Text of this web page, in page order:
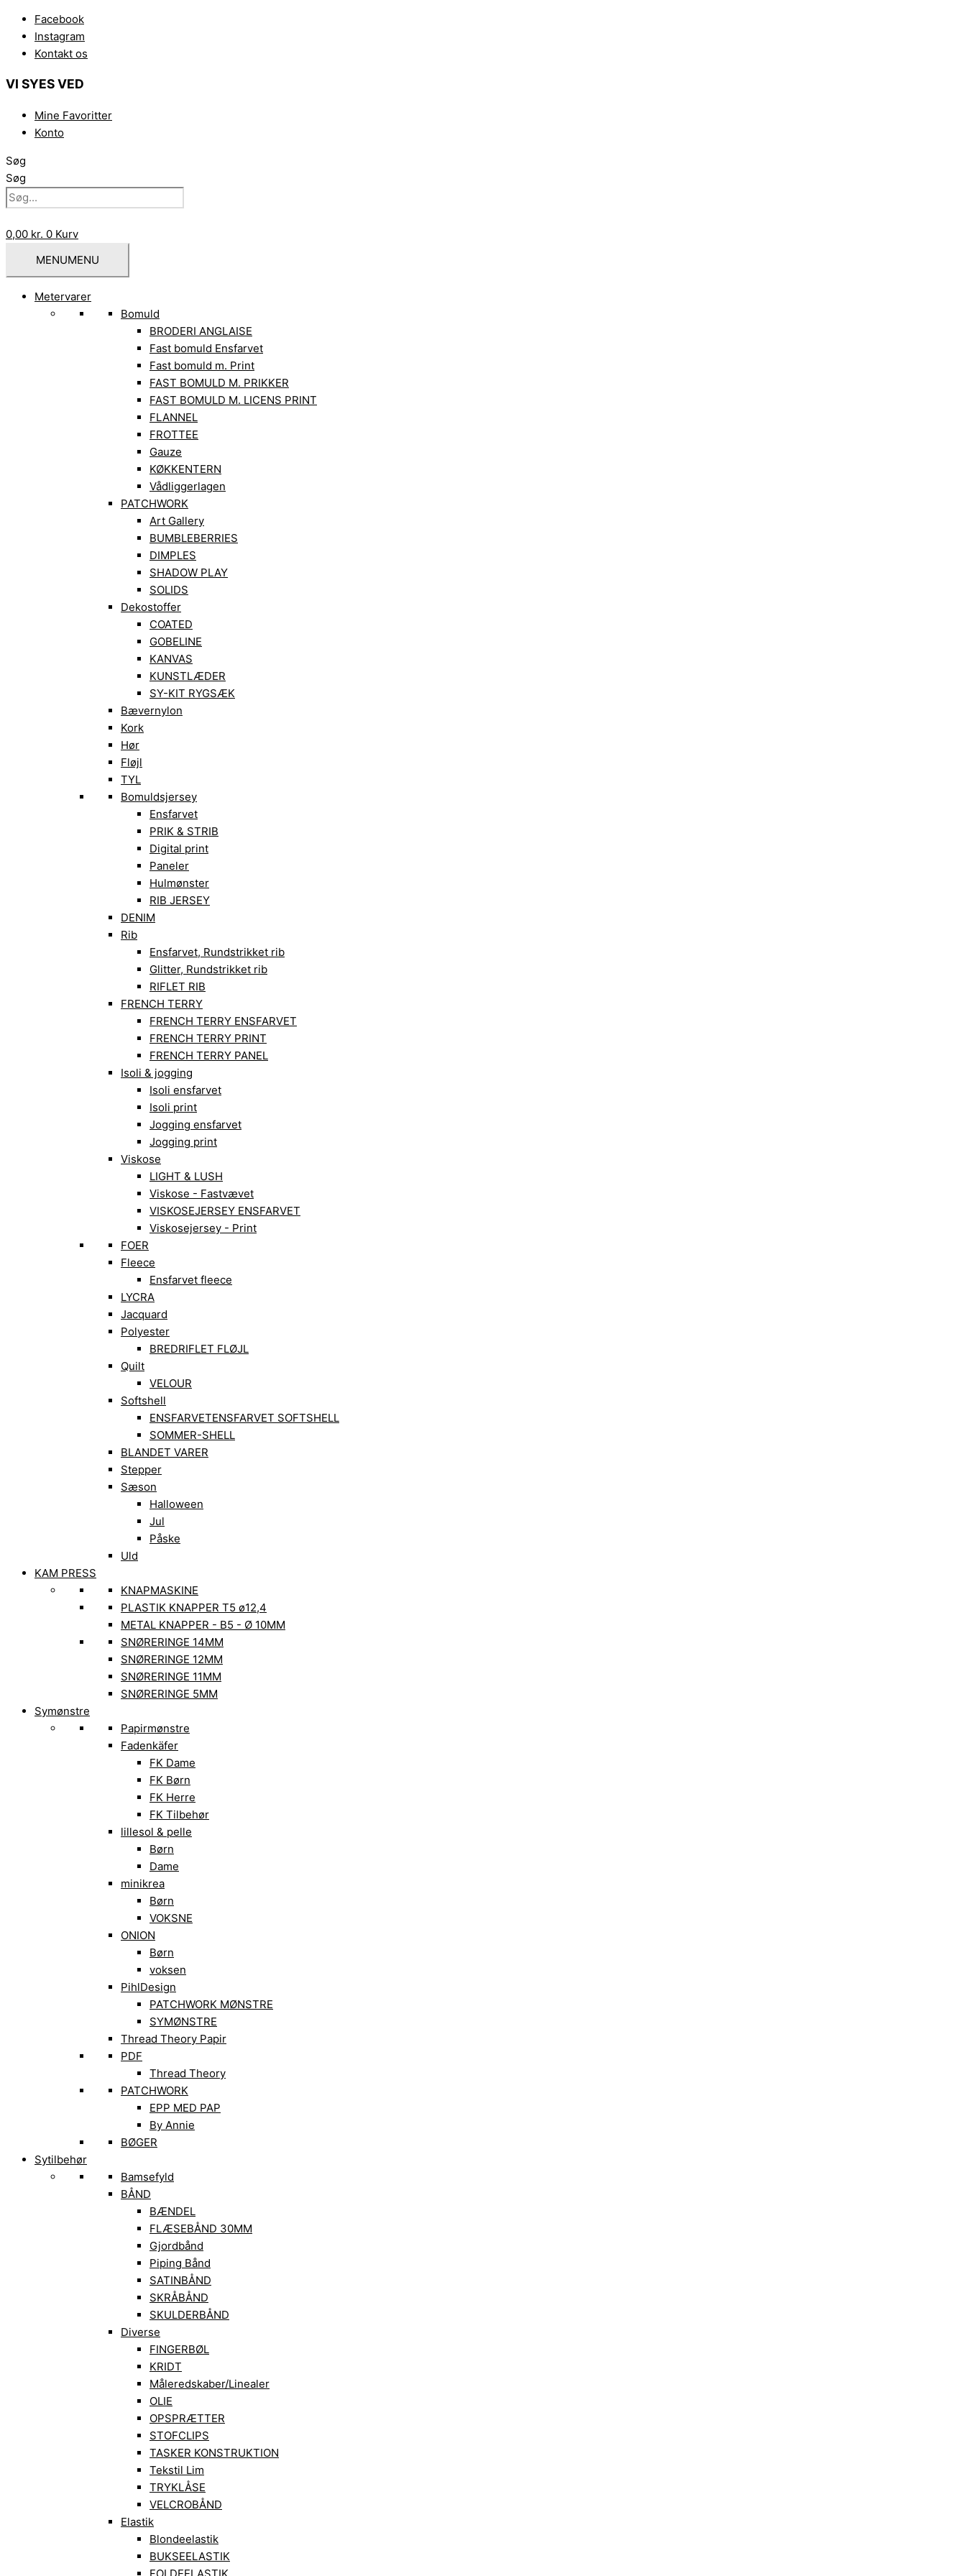
indholdet
Facebook
Instagram
Kontakt os
VI SYES VED
Mine Favoritter
Konto
Søg
Søg
0,00 kr. 0 Kurv
MENUMENU
Metervarer
Bomuld
BRODERI ANGLAISE
Fast bomuld Ensfarvet
Fast bomuld m. Print
FAST BOMULD M. PRIKKER
FAST BOMULD M. LICENS PRINT
FLANNEL
FROTTEE
Gauze
KØKKENTERN
Vådliggerlagen
PATCHWORK
Art Gallery
BUMBLEBERRIES
DIMPLES
SHADOW PLAY
SOLIDS
Dekostoffer
COATED
GOBELINE
KANVAS
KUNSTLÆDER
SY-KIT RYGSÆK
Bævernylon
Kork
Hør
Fløjl
TYL
Bomuldsjersey
Ensfarvet
PRIK & STRIB
Digital print
Paneler
Hulmønster
RIB JERSEY
DENIM
Rib
Ensfarvet, Rundstrikket rib
Glitter, Rundstrikket rib
RIFLET RIB
FRENCH TERRY
FRENCH TERRY ENSFARVET
FRENCH TERRY PRINT
FRENCH TERRY PANEL
Isoli & jogging
Isoli ensfarvet
Isoli print
Jogging ensfarvet
Jogging print
Viskose
LIGHT & LUSH
Viskose - Fastvævet
VISKOSEJERSEY ENSFARVET
Viskosejersey - Print
FOER
Fleece
Ensfarvet fleece
LYCRA
Jacquard
Polyester
BREDRIFLET FLØJL
Quilt
VELOUR
Softshell
ENSFARVETENSFARVET SOFTSHELL
SOMMER-SHELL
BLANDET VARER
Stepper
Sæson
Halloween
Jul
Påske
Uld
KAM PRESS
KNAPMASKINE
PLASTIK KNAPPER T5 ø12,4
METAL KNAPPER - B5 - Ø 10MM
SNØRERINGE 14MM
SNØRERINGE 12MM
SNØRERINGE 11MM
SNØRERINGE 5MM
Symønstre
Papirmønstre
Fadenkäfer
FK Dame
FK Børn
FK Herre
FK Tilbehør
lillesol & pelle
Børn
Dame
minikrea
Børn
VOKSNE
ONION
Børn
voksen
PihlDesign
PATCHWORK MØNSTRE
SYMØNSTRE
Thread Theory Papir
PDF
Thread Theory
PATCHWORK
EPP MED PAP
By Annie
BØGER
Sytilbehør
Bamsefyld
BÅND
BÆNDEL
FLÆSEBÅND 30MM
Gjordbånd
Piping Bånd
SATINBÅND
SKRÅBÅND
SKULDERBÅND
Diverse
FINGERBØL
KRIDT
Måleredskaber/Linealer
OLIE
OPSPRÆTTER
STOFCLIPS
TASKER KONSTRUKTION
Tekstil Lim
TRYKLÅSE
VELCROBÅND
Elastik
Blondeelastik
BUKSEELASTIK
FOLDEELASTIK